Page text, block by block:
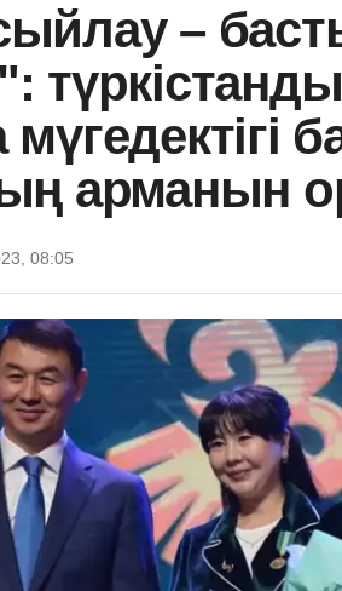
–
арманын
08:05